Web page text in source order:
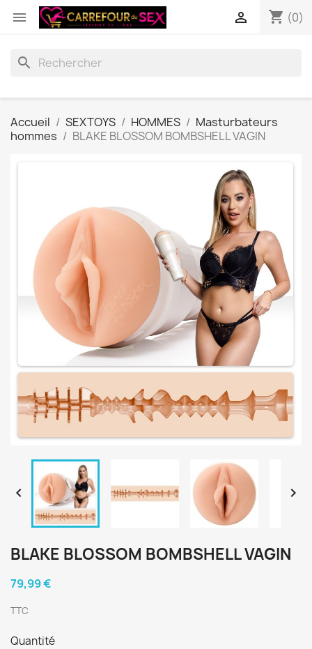
 shopping_cart (0)

search
Accueil SEXTOYS HOMMES
Masturbateurs
hommes
BLAKE BLOSSOM BOMBSHELL VAGIN
 
BLAKE BLOSSOM BOMBSHELL VAGIN
79,99 €
TTC
Quantité